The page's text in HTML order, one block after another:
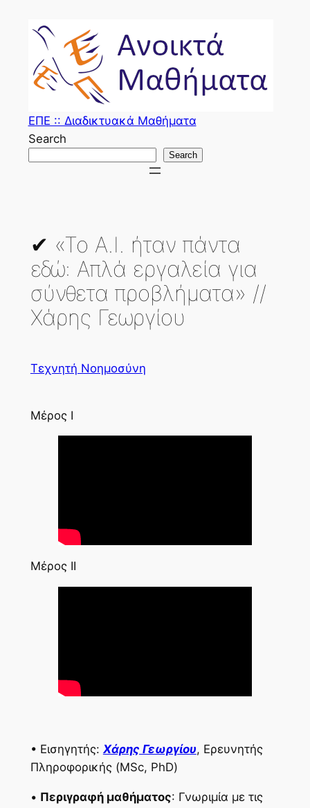
content
ΕΠΕ :: Διαδικτυακά Μαθήματα
Search
Search
✔ «Το Α.Ι. ήταν πάντα
εδώ: Απλά εργαλεία για
σύνθετα προβλήματα» //
Χάρης Γεωργίου
Τεχνητή Νοημοσύνη
Μέρος Ι
Μέρος ΙΙ
• Εισηγητής: Χάρης Γεωργίου, Ερευνητής
Πληροφορικής (MSc, PhD)
• Περιγραφή μαθήματος: Γνωριμία με τις